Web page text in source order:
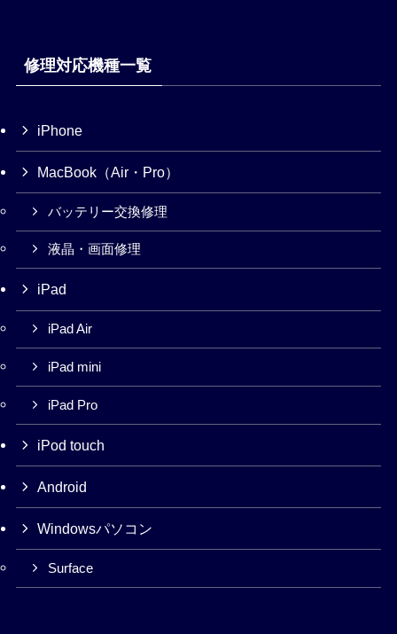
修理対応機種一覧
iPhone
MacBook（Air・Pro）
バッテリー交換修理
液晶・画面修理
iPad
iPad Air
iPad mini
iPad Pro
iPod touch
Android
Windowsパソコン
Surface